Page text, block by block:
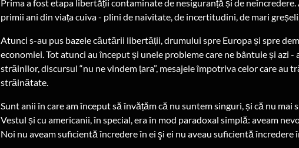
Prima a fost etapa libertății contaminate de nesiguranță și de
primii ani din viața cuiva - plini de naivitate, de incertitudini, de mari
Atunci s-au pus bazele căutării libertății, drumului spre Europa și spre
economiei. Tot atunci au început și unele probleme care ne bântuie și azi
străinilor, discursul “nu ne vindem țara”, mesajele împotriva celor care au
străinătate.
Sunt anii în care am început să învățăm că nu suntem singuri, și că nu mai
Vestul și cu americanii, în special, era în mod paradoxal simplă: aveam
Noi nu aveam suficientă încredere în ei şi ei nu aveau suficientă încredere